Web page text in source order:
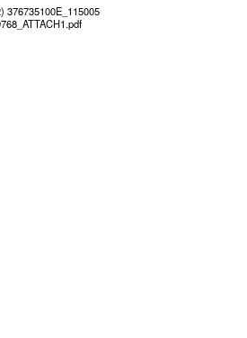
376735100E_115005